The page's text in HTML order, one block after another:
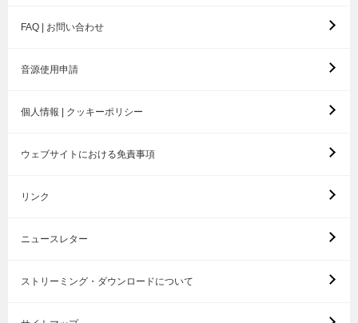
FAQ | お問い合わせ
音源使用申請
個人情報 | クッキーポリシー
ウェブサイトにおける免責事項
リンク
ニュースレター
ストリーミング・ダウンロードについて